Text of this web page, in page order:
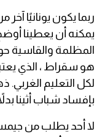
ربما يكون يونانيًا
يمكنه أن يعطينا
المظلمة والقاسية
هو سقراط ، الذي
لكل التعليم الغربي.
بإفساد شباب أثينا
لا أحد يطلب من